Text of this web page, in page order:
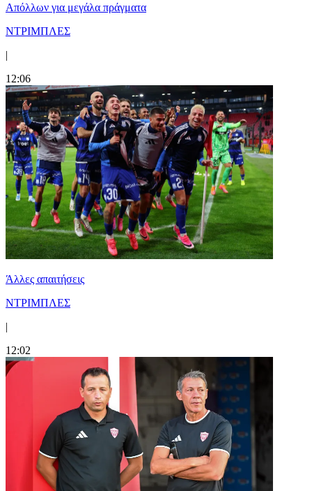
Απόλλων για μεγάλα πράγματα
ΝΤΡΙΜΠΛΕΣ
|
12:06
Άλλες απαιτήσεις
ΝΤΡΙΜΠΛΕΣ
|
12:02